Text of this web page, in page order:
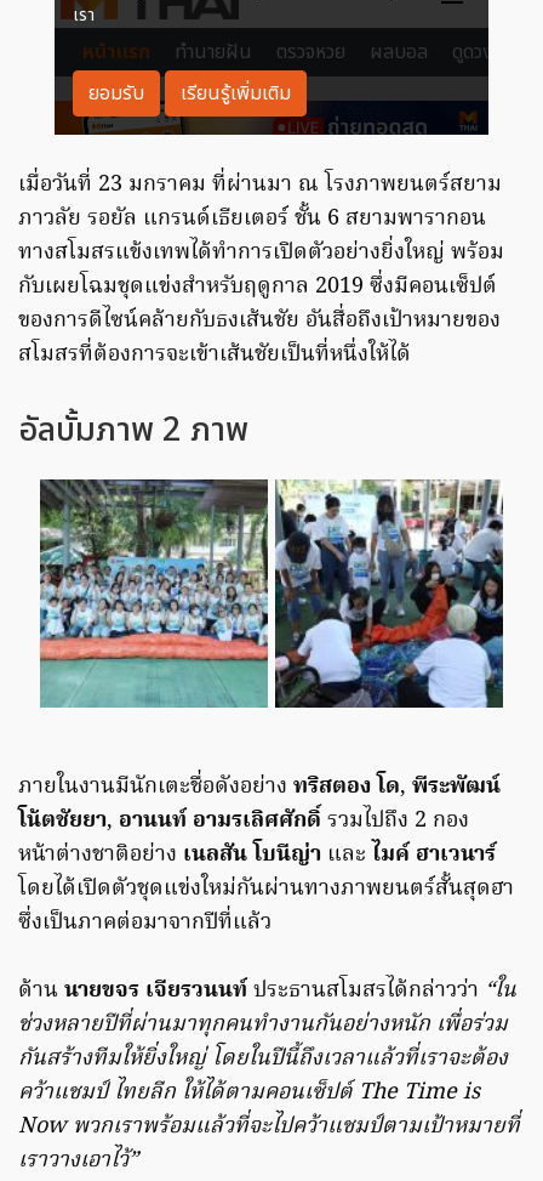
เมื่อวันที่ 23 มกราคม ที่ผ่านมา ณ โรงภาพยนตร์สยาม
ภาวลัย รอยัล แกรนด์เธียเตอร์ ชั้น 6 สยามพารากอน
ทางสโมสรแข้งเทพได้ทำการเปิดตัวอย่างยิ่งใหญ่ พร้อม
กับเผยโฉมชุดแข่งสำหรับฤดูกาล 2019 ซึ่งมีคอนเซ็ปต์
ของการดีไซน์คล้ายกับธงเส้นชัย อันสื่อถึงเป้าหมายของ
สโมสรที่ต้องการจะเข้าเส้นชัยเป็นที่หนึ่งให้ได้
อัลบั้มภาพ 2 ภาพ
ภายในงานมีนักเตะชื่อดังอย่าง ทริสตอง โด, พีระพัฒน์
โน้ตชัยยา, อานนท์ อามรเลิศศักดิ์ รวมไปถึง 2 กอง
หน้าต่างชาติอย่าง เนลสัน โบนีญ่า และ ไมค์ ฮาเวนาร์
โดยได้เปิดตัวชุดแข่งใหม่กันผ่านทางภาพยนตร์สั้นสุดฮา
ซึ่งเป็นภาคต่อมาจากปีที่แล้ว
ด้านนายขจร เจียรวนนท์ประธานสโมสรได้กล่าวว่า “ใน
ช่วงหลายปีที่ผ่านมาทุกคนทำงานกันอย่างหนัก เพื่อร่วม
กันสร้างทีมให้ยิ่งใหญ่ โดยในปีนี้ถึงเวลาแล้วที่เราจะต้อง
คว้าแชมป์ ไทยลีก ให้ได้ตามคอนเซ็ปต์ The Time is
Now พวกเราพร้อมแล้วที่จะไปคว้าแชมป์ตามเป้าหมายที่
เราวางเอาไว้”